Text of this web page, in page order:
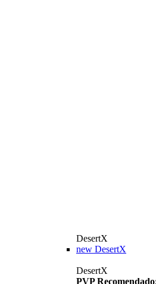
DesertX
new DesertX
DesertX
PVP